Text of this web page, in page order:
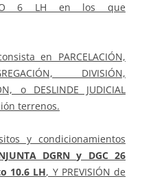
6 LH en los que
en PARCELACIÓN,
DIVISIÓN,
o DESLINDE JUDICIAL
terrenos.
y condicionamientos
DGRN y DGC26
10.6 LH, Y PREVISIÓN de